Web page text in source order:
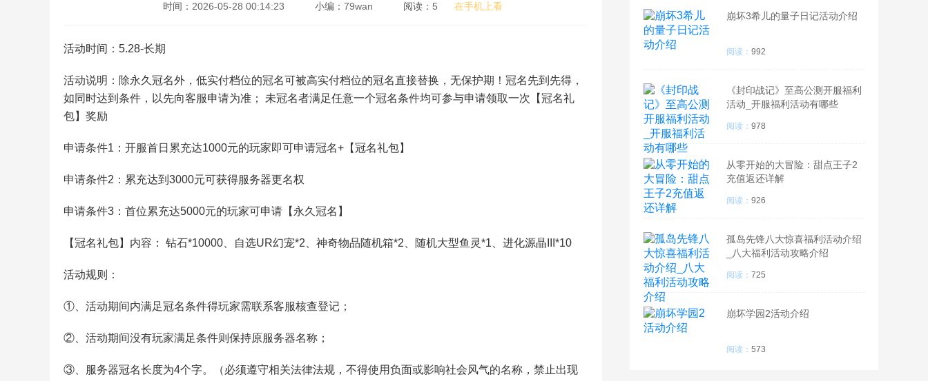
时间： 2026-05-28 00:14:23 小编： 79wan 阅读： 5 在手机上看
活动时间：5.28-长期
活动说明：除永久冠名外，低实付档位的冠名可被高实付档位的冠名直接替换，无保护期！冠名先到先得，
如同时达到条件，以先向客服申请为准； 未冠名者满足任意一个冠名条件均可参与申请领取一次【冠名礼
包】奖励
申请条件1：开服首日累充达1000元的玩家即可申请冠名+【冠名礼包】
申请条件2：累充达到3000元可获得服务器更名权
申请条件3：首位累充达5000元的玩家可申请【永久冠名】
【冠名礼包】内容： 钻石*10000、自选UR幻宠*2、神奇物品随机箱*2、随机大型鱼灵*1、进化源晶III*10
活动规则：
①、活动期间内满足冠名条件得玩家需联系客服核查登记；
②、活动期间没有玩家满足条件则保持原服务器名称；
③、服务器冠名长度为4个字。（必须遵守相关法律法规，不得使用负面或影响社会风气的名称，禁止出现
崩坏3希儿的量子日记活动介绍
阅读： 992
《封印战记》至高公测开服福利
活动_开服福利活动有哪些
阅读： 978
从零开始的大冒险：甜点王子2
充值返还详解
阅读： 926
孤岛先锋八大惊喜福利活动介绍
_八大福利活动攻略介绍
阅读： 725
崩坏学园2活动介绍
阅读： 573